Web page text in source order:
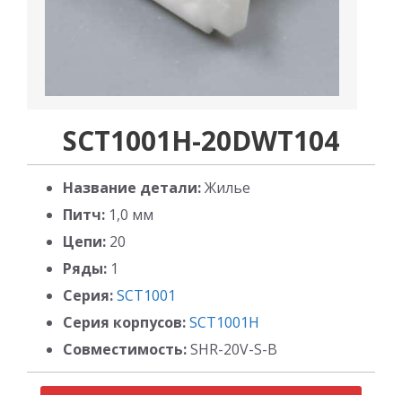
SCT1001H-20DWT104
Название детали:Жилье
Питч: 1,0 мм
Цепи: 20
Ряды: 1
Серия:SCT1001
Серия корпусов:SCT1001H
Совместимость:SHR-20V-S-B